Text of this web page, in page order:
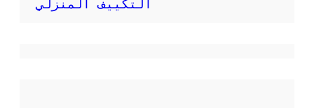
ت
التكييف المنزلي